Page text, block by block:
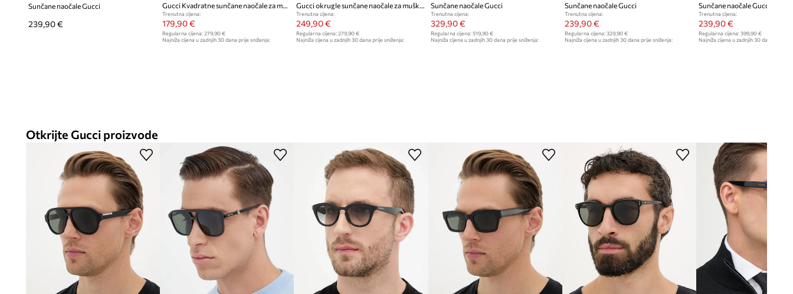
Sunčane naočale Gucci
239,90 €
Trenutna cijena:
179,90 €
Regularna cijena:279,90 €
Najniža cijena u zadnjih 30 dana prije sniženja:
Trenutna cijena:
249,90 €
Regularna cijena: 279,90 €
Najniža cijena u zadnjih 30 dana prije sniženja:
Sunčane naočale Gucci
Trenutna cijena:
329,90 €
Regularna cijena: 519,90 €
Najniža cijena u zadnjih 30 dana prije sniženja:
Sunčane naočale Gucci
Trenutna cijena:
239,90 €
Regularna cijena:329,90 €
Najniža cijena u zadnjih 30 dana prije sniženja:
Sunčane naočale Gucci
Trenutna cijena:
239,90 €
Regularna cijena: 399,90 €
Najniža cijena u zadnjih 30 dana prije
Otkrijte Gucci proizvode